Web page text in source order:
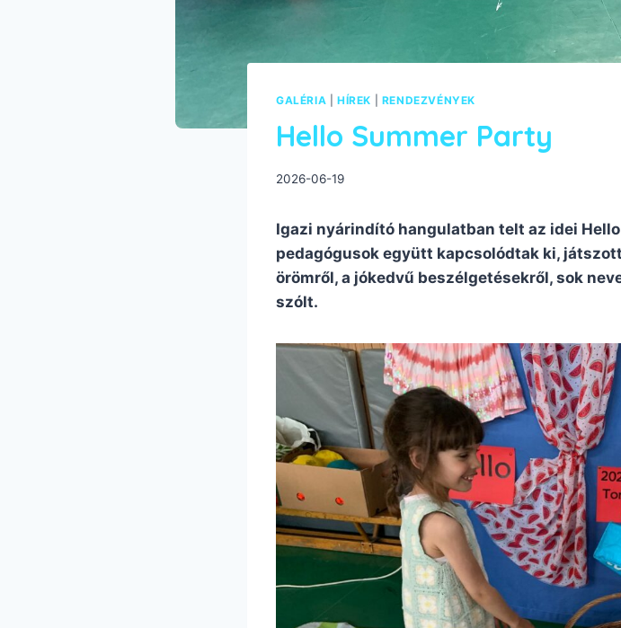
GALÉRIA HÍREK RENDEZVÉNYEK
Hello Summer Party
2026-06-19
Igazi nyárindító hangulatban telt az idei
pedagógusok együtt kapcsolódtak ki,
örömről, a jókedvű beszélgetésekről, sok
szólt.